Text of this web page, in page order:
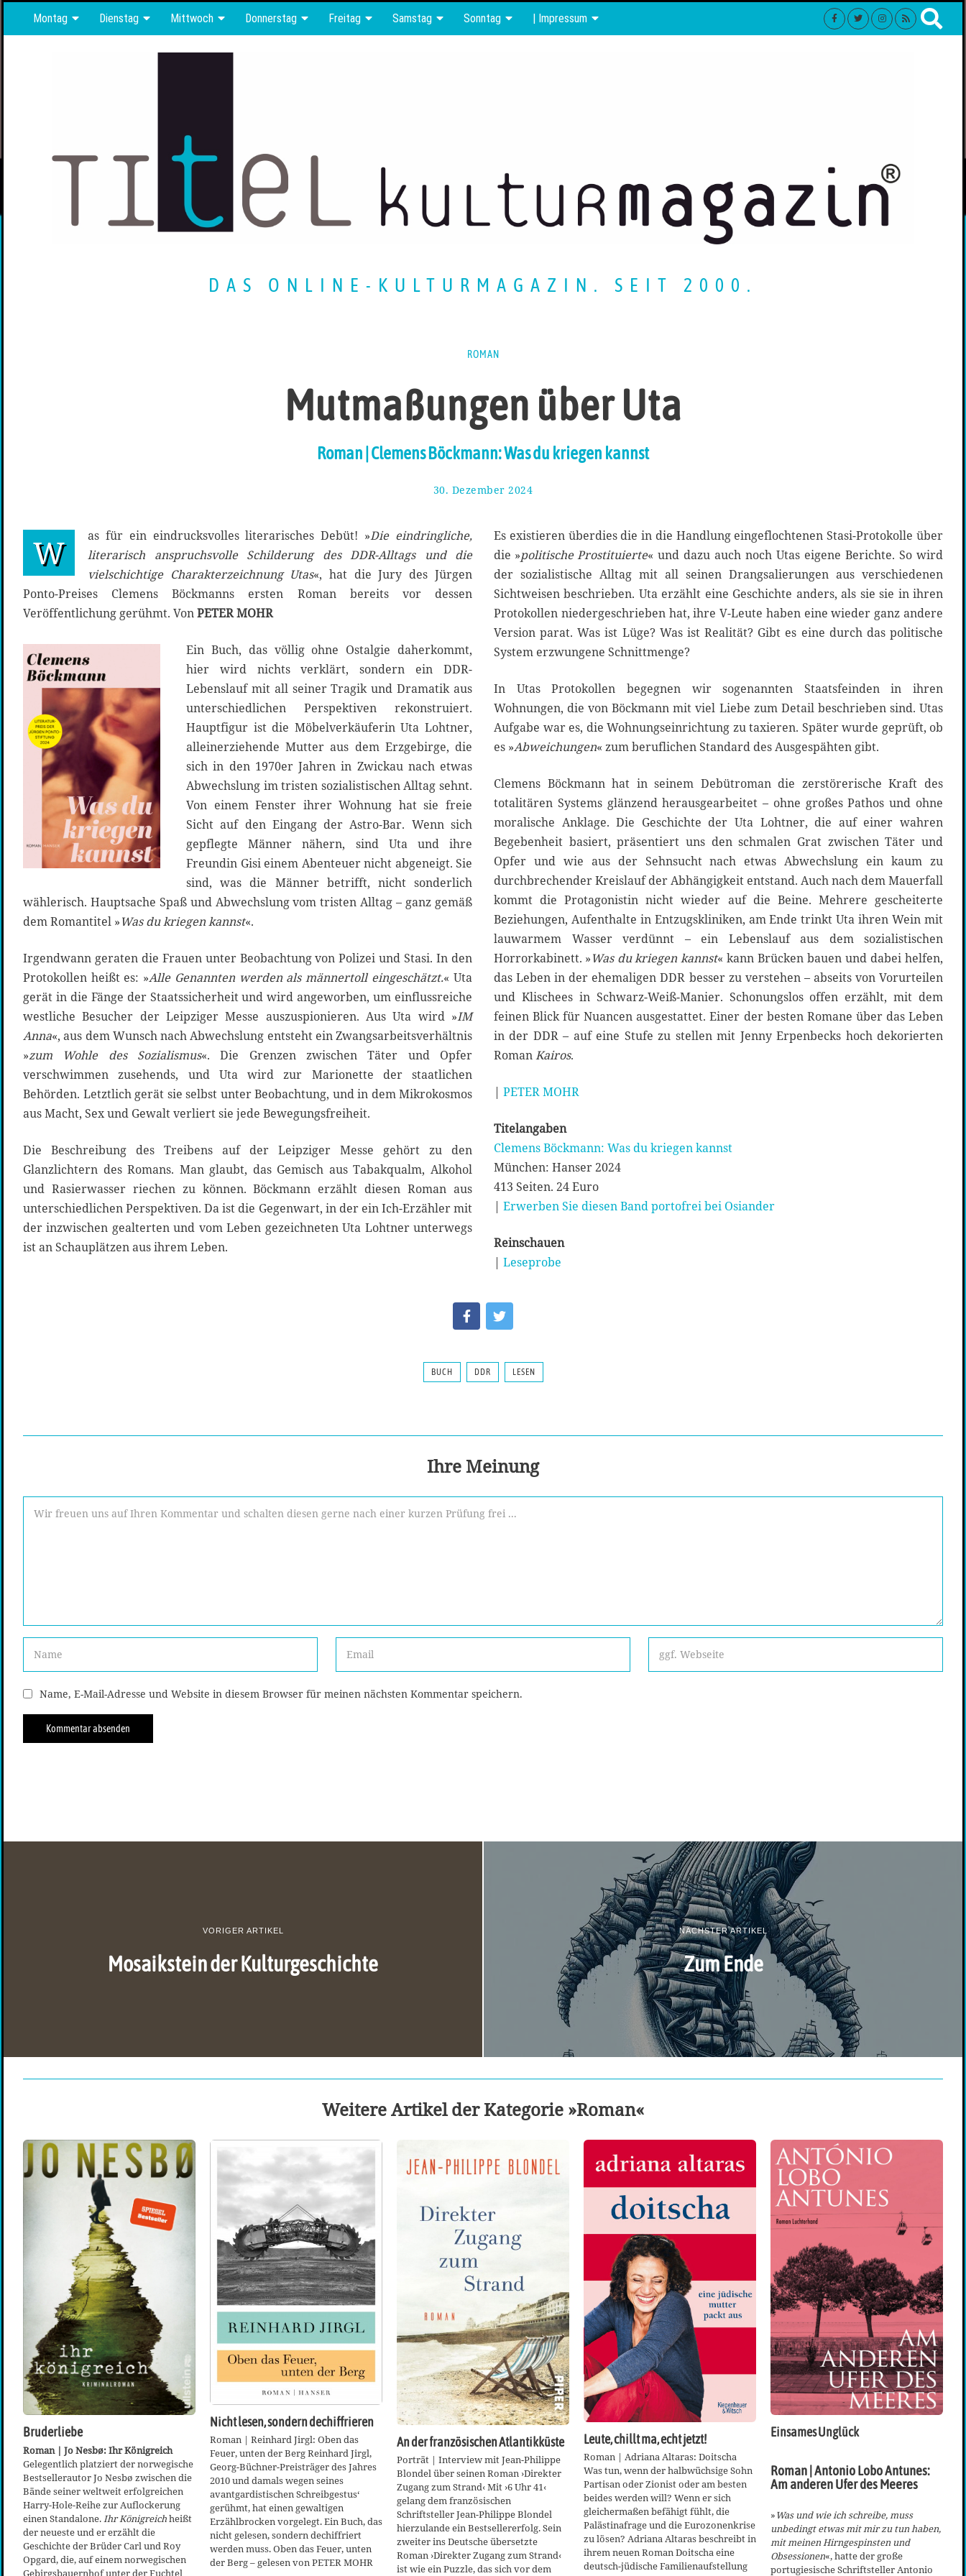
Montag Dienstag Mittwoch Donnerstag Freitag Samstag Sonntag | Impressum
DAS ONLINE-KULTURMAGAZIN. SEIT 2000.
ROMAN
Mutmaßungen über Uta
Roman | Clemens Böckmann: Was du kriegen kannst
30. Dezember 2024
J
a
n
u
a
r
2
0
2
W as für ein eindrucksvolles literarisches Debüt! »Die eindringliche,
literarisch anspruchsvolle Schilderung des DDR-Alltags und die
vielschichtige Charakterzeichnung Utas«, hat die Jury des Jürgen
Ponto-Preises Clemens Böckmanns ersten Roman bereits vor dessen
Veröffentlichung gerühmt. VonPETER MOHR
Ein Buch, das völlig ohne Ostalgie daherkommt,
hier wird nichts verklärt, sondern ein DDR-
Lebenslauf mit all seiner Tragik und Dramatik aus
unterschiedlichen Perspektiven rekonstruiert.
Hauptfigur ist die Möbelverkäuferin Uta Lohtner,
alleinerziehende Mutter aus dem Erzgebirge, die
sich in den 1970er Jahren in Zwickau nach etwas
Abwechslung im tristen sozialistischen Alltag sehnt.
Von einem Fenster ihrer Wohnung hat sie freie
Sicht auf den Eingang der Astro-Bar. Wenn sich
gepflegte Männer nähern, sind Uta und ihre
Freundin Gisi einem Abenteuer nicht abgeneigt. Sie
sind, was die Männer betrifft, nicht sonderlich
wählerisch. Hauptsache Spaß und Abwechslung vom tristen Alltag – ganz gemäß
dem Romantitel »Was du kriegen kannst«.
Irgendwann geraten die Frauen unter Beobachtung von Polizei und Stasi. In den
Protokollen heißt es: »Alle Genannten werden als männertoll eingeschätzt.« Uta
gerät in die Fänge der Staatssicherheit und wird angeworben, um einflussreiche
westliche Besucher der Leipziger Messe auszuspionieren. Aus Uta wird »IM
Anna«, aus dem Wunsch nach Abwechslung entsteht ein Zwangsarbeitsverhältnis
»zum Wohle des Sozialismus«. Die Grenzen zwischen Täter und Opfer
verschwimmen zusehends, und Uta wird zur Marionette der staatlichen
Behörden. Letztlich gerät sie selbst unter Beobachtung, und in dem Mikrokosmos
aus Macht, Sex und Gewalt verliert sie jede Bewegungsfreiheit.
Die Beschreibung des Treibens auf der Leipziger Messe gehört zu den
Glanzlichtern des Romans. Man glaubt, das Gemisch aus Tabakqualm, Alkohol
und Rasierwasser riechen zu können. Böckmann erzählt diesen Roman aus
unterschiedlichen Perspektiven. Da ist die Gegenwart, in der ein Ich-Erzähler mit
der inzwischen gealterten und vom Leben gezeichneten Uta Lohtner unterwegs
ist an Schauplätzen aus ihrem Leben.
Es existieren überdies die in die Handlung eingeflochtenen Stasi-Protokolle über
die »politische Prostituierte« und dazu auch noch Utas eigene Berichte. So wird
der sozialistische Alltag mit all seinen Drangsalierungen aus verschiedenen
Sichtweisen beschrieben. Uta erzählt eine Geschichte anders, als sie sie in ihren
Protokollen niedergeschrieben hat, ihre V-Leute haben eine wieder ganz andere
Version parat. Was ist Lüge? Was ist Realität? Gibt es eine durch das politische
System erzwungene Schnittmenge?
In Utas Protokollen begegnen wir sogenannten Staatsfeinden in ihren
Wohnungen, die von Böckmann mit viel Liebe zum Detail beschrieben sind. Utas
Aufgabe war es, die Wohnungseinrichtung zu taxieren. Später wurde geprüft, ob
es »Abweichungen« zum beruflichen Standard des Ausgespähten gibt.
Clemens Böckmann hat in seinem Debütroman die zerstörerische Kraft des
totalitären Systems glänzend herausgearbeitet – ohne großes Pathos und ohne
moralische Anklage. Die Geschichte der Uta Lohtner, die auf einer wahren
Begebenheit basiert, präsentiert uns den schmalen Grat zwischen Täter und
Opfer und wie aus der Sehnsucht nach etwas Abwechslung ein kaum zu
durchbrechender Kreislauf der Abhängigkeit entstand. Auch nach dem Mauerfall
kommt die Protagonistin nicht wieder auf die Beine. Mehrere gescheiterte
Beziehungen, Aufenthalte in Entzugskliniken, am Ende trinkt Uta ihren Wein mit
lauwarmem Wasser verdünnt – ein Lebenslauf aus dem sozialistischen
Horrorkabinett. »Was du kriegen kannst« kann Brücken bauen und dabei helfen,
das Leben in der ehemaligen DDR besser zu verstehen – abseits von Vorurteilen
und Klischees in Schwarz-Weiß-Manier. Schonungslos offen erzählt, mit dem
feinen Blick für Nuancen ausgestattet. Einer der besten Romane über das Leben
in der DDR – auf eine Stufe zu stellen mit Jenny Erpenbecks hoch dekorierten
RomanKairos.
| PETER MOHR
Titelangaben
Clemens Böckmann: Was du kriegen kannst
München: Hanser 2024
413 Seiten. 24 Euro
| Erwerben Sie diesen Band portofrei bei Osiander
Reinschauen
| Leseprobe
BUCH DDR LESEN
Ihre Meinung
Name, E-Mail-Adresse und Website in diesem Browser für meinen nächsten Kommentar speichern.
VORIGER ARTIKEL
Mosaikstein der Kulturgeschichte
NÄCHSTER ARTIKEL
Zum Ende
Weitere Artikel der Kategorie »Roman«
Bruderliebe
Roman | Jo Nesbø: Ihr Königreich
Gelegentlich platziert der norwegische
Bestsellerautor Jo Nesbø zwischen die
Bände seiner weltweit erfolgreichen
Harry-Hole-Reihe zur Auflockerung
einen Standalone.Ihr Königreichheißt
der neueste und er erzählt die
Geschichte der Brüder Carl und Roy
Opgard, die, auf einem norwegischen
Gebirgsbauernhof unter der Fuchtel
Nicht lesen, sondern dechiffrieren
Roman | Reinhard Jirgl: Oben das
Feuer, unten der Berg Reinhard Jirgl,
Georg-Büchner-Preisträger des Jahres
2010 und damals wegen seines
avantgardistischen Schreibgestus‘
gerühmt, hat einen gewaltigen
Erzählbrocken vorgelegt. Ein Buch, das
nicht gelesen, sondern dechiffriert
werden muss. Oben das Feuer, unten
der Berg – gelesen von PETER MOHR
An der französischen Atlantikküste
Porträt | Interview mit Jean-Philippe
Blondel über seinen Roman ›Direkter
Zugang zum Strand‹ Mit ›6 Uhr 41‹
gelang dem französischen
Schriftsteller Jean-Philippe Blondel
hierzulande ein Bestsellererfolg. Sein
zweiter ins Deutsche übersetzte
Roman ›Direkter Zugang zum Strand‹
ist wie ein Puzzle, das sich vor dem
Leute, chillt ma, echt jetzt!
Roman | Adriana Altaras: Doitscha
Was tun, wenn der halbwüchsige Sohn
Partisan oder Zionist oder am besten
beides werden will? Wenn er sich
gleichermaßen befähigt fühlt, die
Palästinafrage und die Eurozonenkrise
zu lösen? Adriana Altaras beschreibt in
ihrem neuen Roman Doitscha eine
deutsch-jüdische Familienaufstellung
Einsames Unglück
Roman | Antonio Lobo Antunes:
Am anderen Ufer des Meeres
»Was und wie ich schreibe, muss
unbedingt etwas mit mir zu tun haben,
mit meinen Hirngespinsten und
Obsessionen«, hatte der große
portugiesische Schriftsteller Antonio